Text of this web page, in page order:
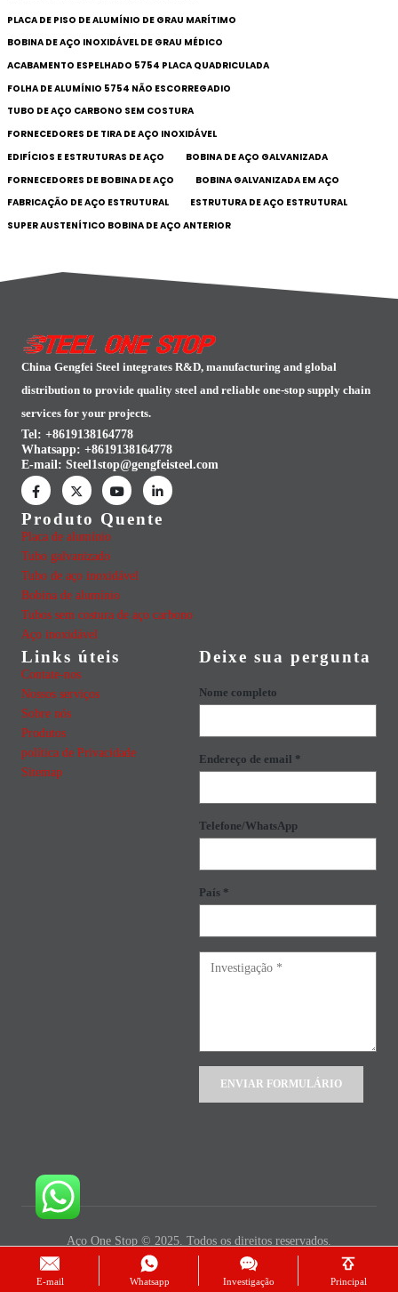
PLACA DE PISO DE ALUMÍNIO DE GRAU MARÍTIMO
BOBINA DE AÇO INOXIDÁVEL DE GRAU MÉDICO
ACABAMENTO ESPELHADO 5754 PLACA QUADRICULADA
FOLHA DE ALUMÍNIO 5754 NÃO ESCORREGADIO
TUBO DE AÇO CARBONO SEM COSTURA
FORNECEDORES DE TIRA DE AÇO INOXIDÁVEL
EDIFÍCIOS E ESTRUTURAS DE AÇO
BOBINA DE AÇO GALVANIZADA
FORNECEDORES DE BOBINA DE AÇO
BOBINA GALVANIZADA EM AÇO
FABRICAÇÃO DE AÇO ESTRUTURAL
ESTRUTURA DE AÇO ESTRUTURAL
SUPER AUSTENÍTICO BOBINA DE AÇO ANTERIOR
E-mail Whatsapp Investigação Principal
China Gengfei Steel integrates R&D, manufacturing and global
distribution to provide quality steel and reliable one-stop supply chain
services for your projects.
Tel: +8619138164778
Whatsapp: +8619138164778
E-mail: Steel1stop@gengfeisteel.com
Produto Quente
Placa de alumínio
Tubo galvanizado
Tubo de aço inoxidável
Bobina de alumínio
Tubos sem costura de aço carbono
Aço inoxidável
Links úteis
Contate-nos
Nossos serviços
Sobre nós
Produtos
política de Privacidade
Sitemap
Deixe sua pergunta
Nome completo
Endereço de email *
Telefone/WhatsApp
País *
Aço One Stop © 2025. Todos os direitos reservados.